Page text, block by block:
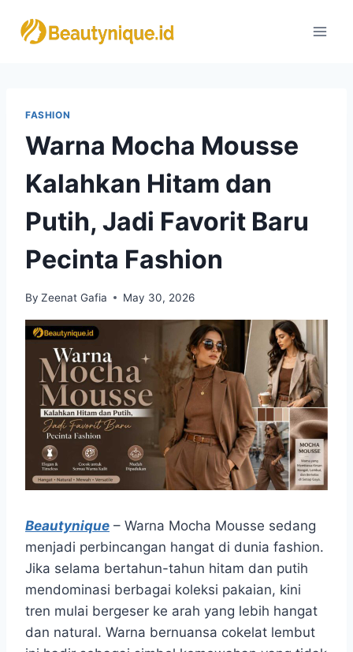
FASHION
Warna Mocha Mousse
Kalahkan Hitam dan
Putih, Jadi Favorit Baru
Pecinta Fashion
By Zeenat Gafia May 30, 2026
Beautynique – Warna Mocha Mousse sedang
menjadi perbincangan hangat di dunia fashion.
Jika selama bertahun-tahun hitam dan putih
mendominasi berbagai koleksi pakaian, kini
tren mulai bergeser ke arah yang lebih hangat
dan natural. Warna bernuansa cokelat lembut